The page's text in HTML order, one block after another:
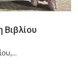
Βιβλίου